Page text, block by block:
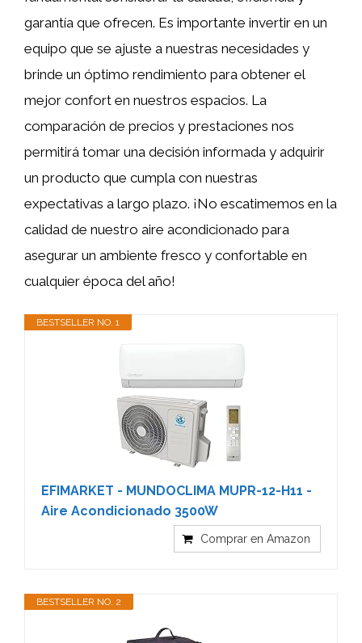
garantía que ofrecen. Es importante invertir en un
equipo que se ajuste a nuestras necesidades y
brinde un óptimo rendimiento para obtener el
mejor confort en nuestros espacios. La
comparación de precios y prestaciones nos
permitirá tomar una decisión informada y adquirir
un producto que cumpla con nuestras
expectativas a largo plazo. ¡No escatimemos en la
calidad de nuestro aire acondicionado para
asegurar un ambiente fresco y confortable en
cualquier época del año!
BESTSELLER NO. 1
EFIMARKET - MUNDOCLIMA MUPR-12-H11 -
Aire Acondicionado 3500W
Comprar en Amazon
BESTSELLER NO. 2